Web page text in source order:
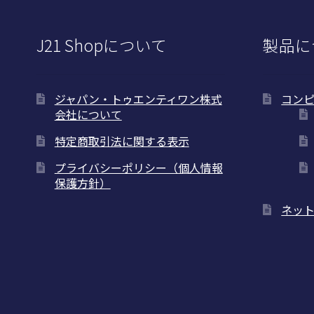
J21 Shopについて
ジャパン・トゥエンティワン株式
会社について
特定商取引法に関する表示
プライバシーポリシー（個人情報
保護方針）
製品
コン
ネッ